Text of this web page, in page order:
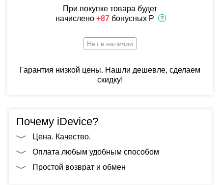
При покупке товара будет
начислено +87бонусных Р
Нет в наличии
Гарантия низкой цены. Нашли дешевле, сделаем
скидку!
Почему iDevice?
Цена. Качество.
Оплата любым удобным способом
Простой возврат и обмен